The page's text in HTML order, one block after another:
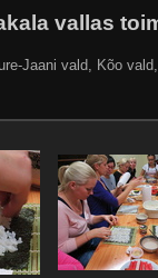
vallas
Jaani vald, Kõo